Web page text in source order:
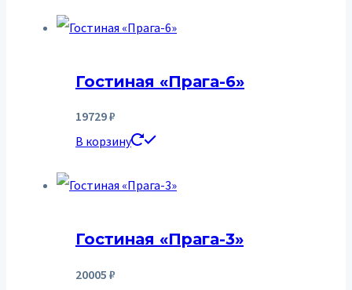
Гостиная «Прага-6»
19729₽
В корзину
Гостиная «Прага-3»
20005 ₽